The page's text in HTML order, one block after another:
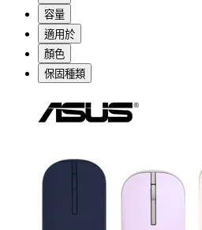
容量
適用於
顏色
保固種類